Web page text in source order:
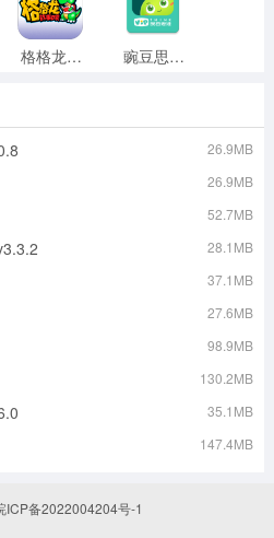
格格龙故事口袋最新免费版 豌豆思维最新版
26.9MB
26.9MB
52.7MB
28.1MB
37.1MB
27.6MB
98.9MB
130.2MB
35.1MB
147.4MB
ICP备2022004204号-1